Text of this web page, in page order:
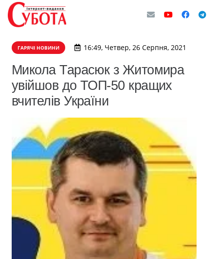
ГАРЯЧІ НОВИНИ 16:49, Четвер, 26 Серпня, 2021
Микола Тарасюк з Житомира
увійшов до ТОП-50 кращих
вчителів України